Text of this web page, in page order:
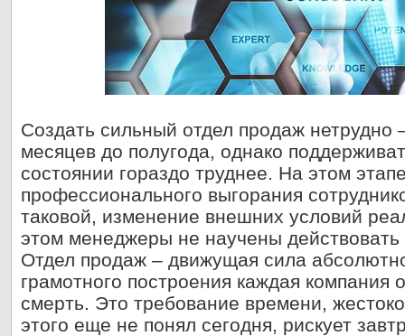
Создать сильный отдел продаж нетрудно
месяцев до полугода, однако
состоянии гораздо труднее. На этом
профессионального выгорания
таковой, изменение внешних условий
этом менеджеры не научены действовать
Отдел продаж – движущая сила
грамотного построения каждая компания
смерть. Это требование времени,
этого еще не понял сегодня, рискует